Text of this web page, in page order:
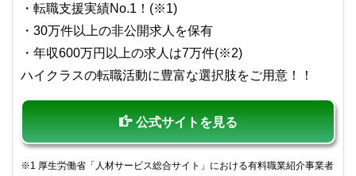
・転職支援実績No.1！(※1)
・30万件以上の非公開求人を保有
・年収600万円以上の求人は7万件(※2)
ハイクラスの転職活動に豊富な選択肢をご用意！！
公式サイトを見る
※1 厚生労働省「人材サービス総合サイト」における有料職業紹介事業者